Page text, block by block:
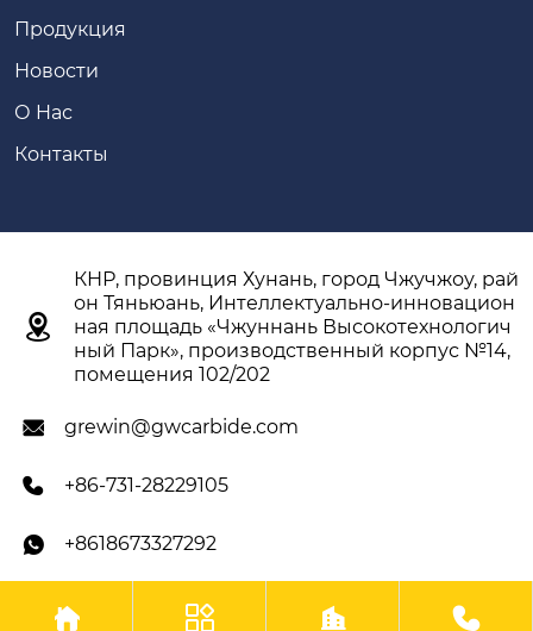
Продукция
Новости
О Hас
Контакты

КНР, провинция Хунань, город Чжучжоу, рай
он Тяньюань, Интеллектуально-инновацион
ная площадь «Чжуннань Высокотехнологич
ный Парк», производственный корпус №14,
помещения 102/202
 grewin@gwcarbide.com
 +86-731-28229105
 +8618673327292
   